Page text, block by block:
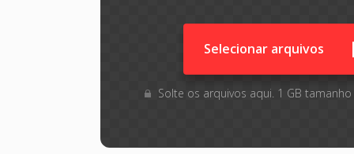
Selecionar arquivos
Solte os arquivos aqui. 1 GB